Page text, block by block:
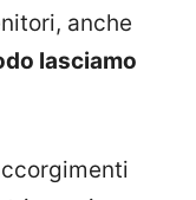
anche
lasciamo